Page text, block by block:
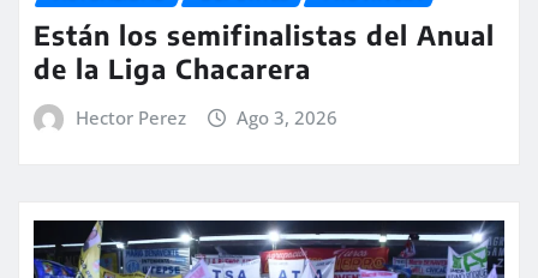
Están los semifinalistas del Anual
de la Liga Chacarera
Hector Perez Ago 3, 2026